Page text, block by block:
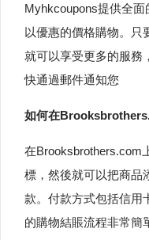
Myhkcoupons提供全
以優惠的價格購物。只
就可以享受更多的服務
快通過郵件通知您
如何在
在Brooksbrothers.com
標，然後就可以把商品
款。付款方式包括信用
的購物結賬流程非常簡